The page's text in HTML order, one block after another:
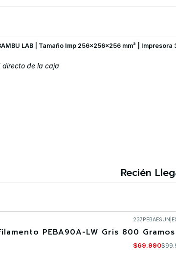
LAB | Tamaño Imp 256×256×256 mm³ | Impresora
de la caja
Recién
237PEBAESUN
PEBA90A-LW Gris 800
$69.990